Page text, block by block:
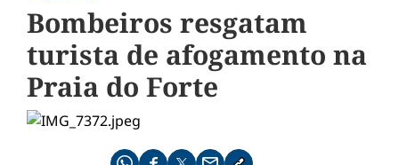
Bombeiros resgatam
turista de afogamento na
Praia do Forte